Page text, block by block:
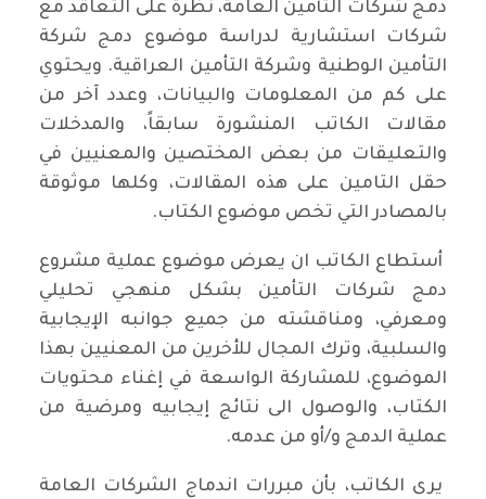
دمج شركات التأمين العامة، نظرة على التعاقد مع
شركات استشارية لدراسة موضوع دمج شركة
التأمين الوطنية وشركة التأمين العراقية. ويحتوي
على كم من المعلومات والبيانات، وعدد آخر من
مقالات الكاتب المنشورة سابقاً، والمدخلات
والتعليقات من بعض المختصين والمعنيين في
حقل التامين على هذه المقالات، وكلها موثوقة
بالمصادر التي تخص موضوع الكتاب.
أستطاع الكاتب ان يعرض موضوع عملية مشروع
دمج شركات التأمين بشكل منهجي تحليلي
ومعرفي، ومناقشته من جميع جوانبه الإيجابية
والسلبية، وترك المجال للأخرين من المعنيين بهذا
الموضوع، للمشاركة الواسعة في إغناء محتويات
الكتاب، والوصول الى نتائج إيجابيه ومرضية من
عملية الدمج و/أو من عدمه.
يرى الكاتب، بأن مبررات اندماج الشركات العامة